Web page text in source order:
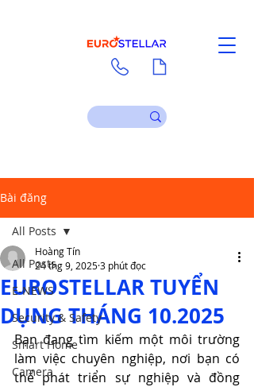
Bài đăng
All Posts
E-NEWS
Security & Safety
Smart Home
Camera
All Posts
EUROSTELLAR TUYỂN
DỤNG THÁNG 10.2025
Hoàng Tín
24 thg 9, 20253 phút đọc
Bạn đang tìm kiếm một môi trường
làm việc chuyên nghiệp, nơi bạn có
thể phát triển sự nghiệp và đồng